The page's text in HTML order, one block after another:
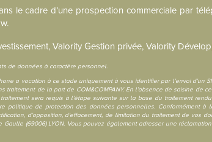
le cadre d’une prospection commerciale par
Valority Gestion privée, Valority
de données à caractère personnel.
a vocation à ce stade uniquement à vous identifier par l’envoi d’un
de la part de COM&COMPANY. En l’absence de saisine de
sera requis à l’étape suivante sur la base du traitement
politique de protection des données personnelles. Conformément
d’opposition, d’effacement, de limitation du traitement de
Gaulle (69006) LYON. Vous pouvez également adresser une